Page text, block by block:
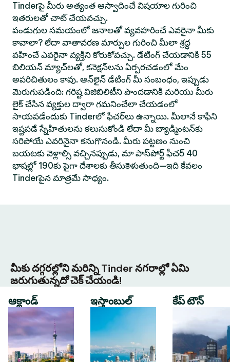
Tinderపై మీరు అత్యంత ఆస్వాదించే విషయాల గురించి
ఇతరులతో చాట్ చేయవచ్చు.
పండుగుల సమయంలో జనాలతో వ్యవహరించే ఎవరైనా మీకు
కావాలా? లేదా వాతావరణ మార్పుల గురించి మీలా శ్రద్ధ
వహించే ఎవరైనా వ్యక్తిని కోరుకోవచ్చు. డేటింగ్ చేయడానికి 55
బిలియన్ మ్యాచ్‌లతో, కనెక్షన్‌లను ఏర్పరచడంలో మేం
అపరిచితులం కావు. ఆన్‌లైన్ డేటింగ్ మీ సంబంధం, ఇప్పుడు
మెరుగుపడింది: గరిష్ట విజిబిలిటీని పొందడానికి మరియు మీరు
లైక్ చేసిన వ్యక్తుల ద్వారా గమనించేలా చేయడంలో
సాయపడేందుకు Tinderలో ఫీచర్‌లు ఉన్నాయి. మీలానే కాఫీని
ఇష్టపడే స్నేహితులను కలుసుకోండి లేదా మీ బ్యాడ్మింటన్‌కు
సరిపోయే ఎవరినైనా కనుగొనండి. మీరు పట్టణం నుంచి
బయటకు వెళ్లాల్సి వచ్చినప్పుడు, మా పాస్‌పోర్ట్ ఫీచర్ 40
భాషల్లో 190కు పైగా దేశాలకు తీసుకెళుతుంది—ఇది కేవలం
Tinderపైన మాత్రమే సాధ్యం.
మీకు దగ్గరల్లోని మరిన్ని Tinder నగరాల్లో ఏమి
జరుగుతున్నదో చెక్ చేయండి!
ఆక్లాండ్
ఇస్తాంబుల్ కేప్ టౌన్